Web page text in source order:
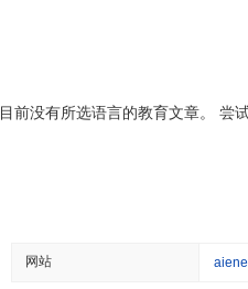
目前没有所选语言的教育文章。 尝
网站